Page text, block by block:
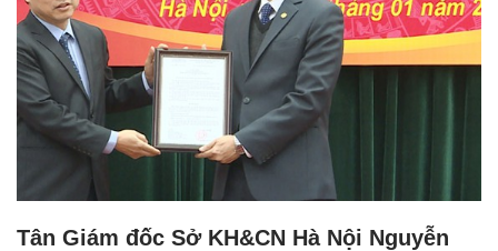
Tân Giám đốc Sở KH&CN Hà Nội Nguyễn